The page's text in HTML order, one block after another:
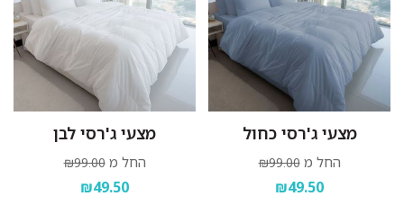
מצעי ג'רסי כחול
החל מ ₪99.00
₪49.50
מצעי ג'רסי לבן
החל מ ₪99.00
₪49.50